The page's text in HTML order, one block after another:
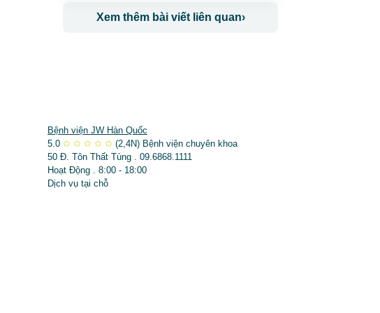
Xem thêm bài viết liên quan›
Bệnh viện JW Hàn Quốc
5.0 ✩ ✩ ✩ ✩ ✩ (2,4N) Bệnh viện chuyên khoa
50 Đ. Tôn Thất Tùng . 09.6868.1111
Hoạt Động . 8:00 - 18:00
Dịch vụ tại chỗ